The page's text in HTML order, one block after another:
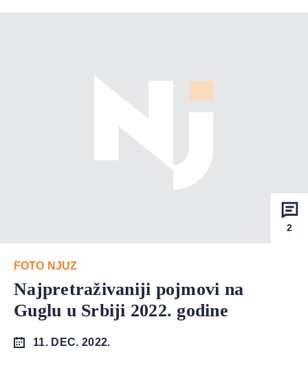
2
FOTO NJUZ
Najpretraživaniji pojmovi na
Guglu u Srbiji 2022. godine
11. DEC. 2022.